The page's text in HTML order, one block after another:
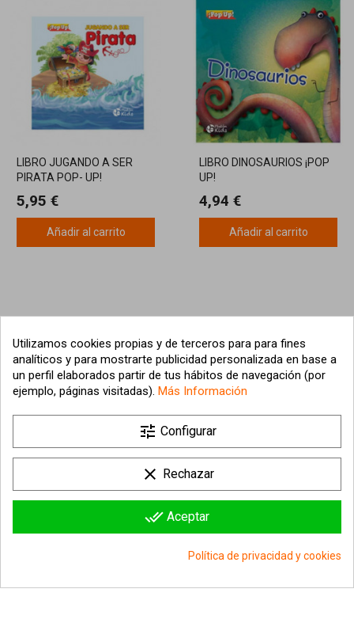
LIBRO JUGANDO A SER
PIRATA POP- UP!
5,95 €
Añadir al carrito
LIBRO DINOSAURIOS ¡POP
UP!
4,94 €
Añadir al carrito
Información sobre la tienda 
Utilizamos cookies propias y de terceros para para fines
analíticos y para mostrarte publicidad personalizada en base a
un perfil elaborados partir de tus hábitos de navegación (por
ejemplo, páginas visitadas). Más Información
tune Configurar
clear Rechazar
done_all Aceptar
Política de privacidad y cookies